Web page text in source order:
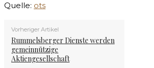
Quelle: ots
Vorheriger Artikel
Rummelsberger Dienste werden
gemeinnützige
Aktiengesellschaft